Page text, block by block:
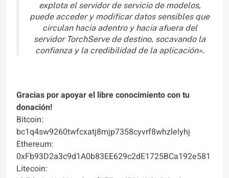
explota el servidor de servicio de modelos,
puede acceder y modificar datos sensibles que
circulan hacia adentro y hacia afuera del
servidor TorchServe de destino, socavando la
confianza y la credibilidad de la aplicación».
Gracias por apoyar el libre conocimiento con tu
donación!
Bitcoin:
bc1q4sw9260twfcxatj8mjp7358cyvrf8whzlelyhj
Ethereum:
0xFb93D2a3c9d1A0b83EE629c2dE1725BCa192e581
Litecoin: